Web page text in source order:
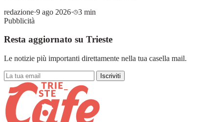
redazione·9 ago 2026·
3 min
Pubblicità
Resta aggiornato su Trieste
Le notizie più importanti direttamente nella tua casella mail.
Iscriviti